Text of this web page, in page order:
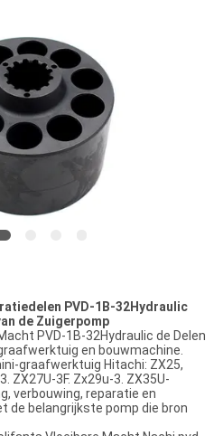
PVD-1B-32Hydraulic
de Zuigerpomp
PVD-1B-32Hydraulic de Delen
en bouwmachine.
graafwerktuig Hitachi: ZX25,
ZX27U-3F. Zx29u-3. ZX35U-
verbouwing, reparatie en
de belangrijkste pomp die bron